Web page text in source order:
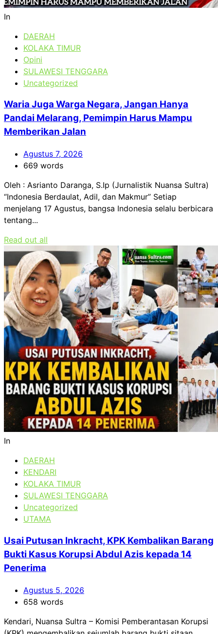
In
DAERAH
KOLAKA TIMUR
Opini
SULAWESI TENGGARA
Uncategorized
Waria Juga Warga Negara, Jangan Hanya
Pandai Melarang, Pemimpin Harus Mampu
Memberikan Jalan
Agustus 7, 2026
669 words
Oleh : Asrianto Daranga, S.Ip (Jurnalistik Nuansa Sultra)
“Indonesia Berdaulat, Adil, dan Makmur” Setiap
menjelang 17 Agustus, bangsa Indonesia selalu berbicara
tentang...
Read out all
In
DAERAH
KENDARI
KOLAKA TIMUR
SULAWESI TENGGARA
Uncategorized
UTAMA
Usai Putusan Inkracht, KPK Kembalikan Barang
Bukti Kasus Korupsi Abdul Azis kepada 14
Penerima
Agustus 5, 2026
658 words
Kendari, Nuansa Sultra – Komisi Pemberantasan Korupsi